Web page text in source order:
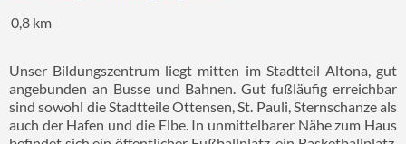
0,8 km
Unser Bildungszentrum liegt mitten im Stadtteil Altona, gut
angebunden an Busse und Bahnen. Gut fußläufig erreichbar
sind sowohl die Stadtteile Ottensen, St. Pauli, Sternschanze als
auch der Hafen und die Elbe. In unmittelbarer Nähe zum Haus